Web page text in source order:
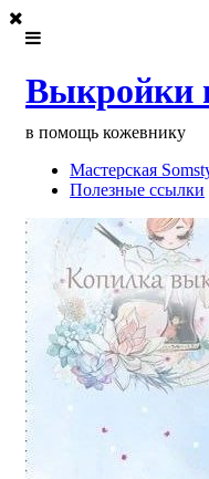
Выкройки
в помощь кожевнику
Мастерская
Полезные ссылки